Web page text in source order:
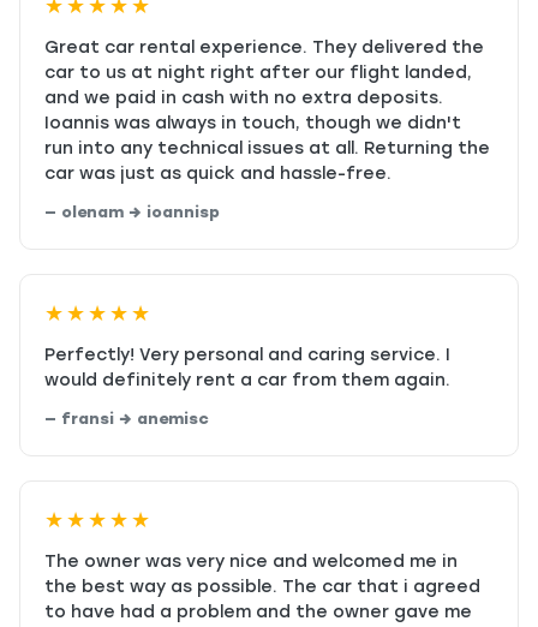
★★★★★
Great car rental experience. They delivered the
car to us at night right after our flight landed,
and we paid in cash with no extra deposits.
Ioannis was always in touch, though we didn't
run into any technical issues at all. Returning the
car was just as quick and hassle-free.
— olenam → ioannisp
★★★★★
Perfectly! Very personal and caring service. I
would definitely rent a car from them again.
— fransi → anemisc
★★★★★
The owner was very nice and welcomed me in
the best way as possible. The car that i agreed
to have had a problem and the owner gave me